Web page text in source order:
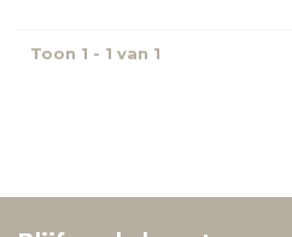
Toon 1 - 1 van 1